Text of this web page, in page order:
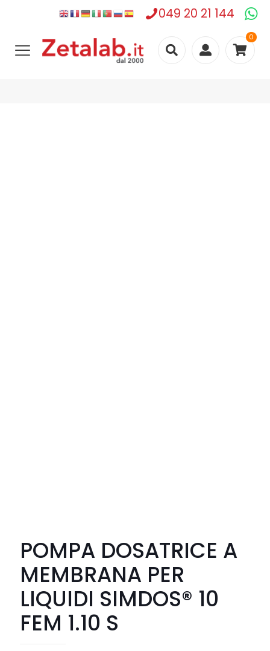
049 20 21 144
0
POMPA DOSATRICE A
MEMBRANA PER
LIQUIDI SIMDOS® 10
FEM 1.10 S